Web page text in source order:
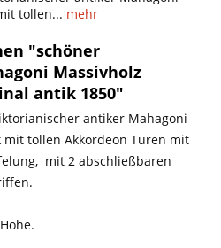
tollen... mehr
"schöner
Massivholz
antik 1850"
antiker Mahagoni
mit tollen Akkordeon Türen mit
mit 2 abschließbaren